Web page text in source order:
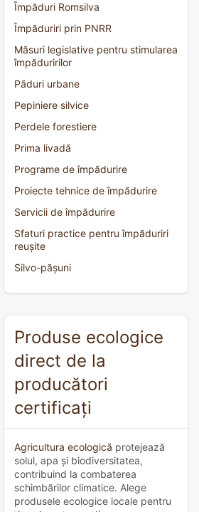
Împăduri Romsilva
Împăduriri prin PNRR
Măsuri legislative pentru stimularea
împăduririlor
Păduri urbane
Pepiniere silvice
Perdele forestiere
Prima livadă
Programe de împădurire
Proiecte tehnice de împădurire
Servicii de împădurire
Sfaturi practice pentru împăduriri
reușite
Silvo-pășuni
Produse ecologice
direct de la
producători
certificați
Agricultura ecologică protejează
solul, apa și biodiversitatea,
contribuind la combaterea
schimbărilor climatice. Alege
produsele ecologice locale pentru